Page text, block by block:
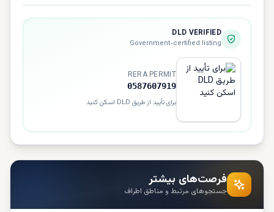
DLD VERIFIED
Government-certified listing
RERA PERMIT
0587607919
برای تأیید از طریق DLD اسکن کنید
فرصت‌های بیشتر
جستجوهای مرتبط و مناطق اطراف